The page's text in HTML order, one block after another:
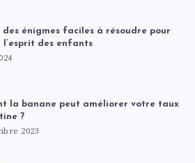
des énigmes faciles à résoudre pour
l’esprit des enfants
la banane peut améliorer votre taux
?
2023